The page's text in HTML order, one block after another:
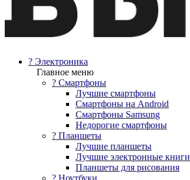
? Электроника
Главное меню
? Смартфоны
Лучшие смартфоны
Смартфоны на Android
Смартфоны Samsung
Недорогие смартфоны
? Планшеты
Лучшие планшеты
Лучшие электронные книги
Планшеты для рисования
? Ноутбуки